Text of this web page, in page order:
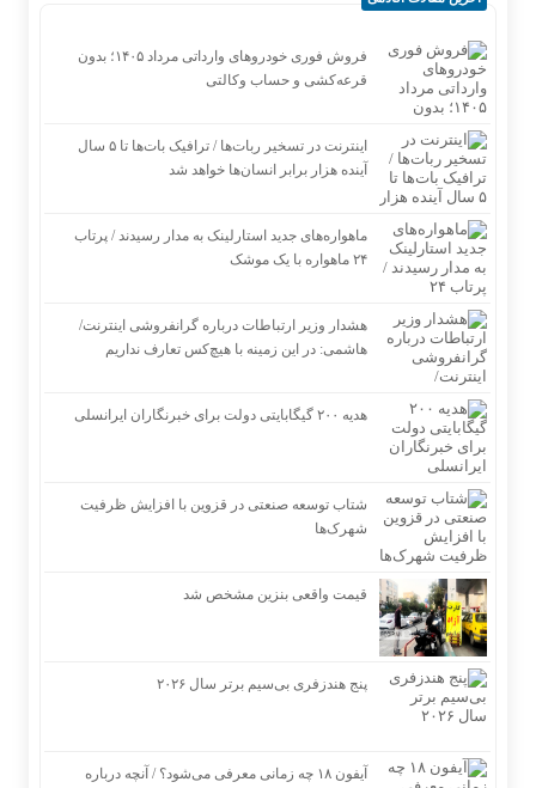
فروش فوری خودروهای وارداتی مرداد ۱۴۰۵؛ بدون
قرعه‌کشی و حساب وکالتی
اینترنت در تسخیر ربات‌ها / ترافیک بات‌ها تا ۵ سال
آینده هزار برابر انسان‌ها خواهد شد
ماهواره‌های جدید استارلینک به مدار رسیدند / پرتاب
۲۴ ماهواره با یک موشک
هشدار وزیر ارتباطات درباره گرانفروشی اینترنت/
هاشمی: در این زمینه با هیچ‌کس تعارف نداریم
هدیه ۲۰۰ گیگابایتی دولت برای خبرنگاران ایرانسلی
شتاب توسعه صنعتی در قزوین با افزایش ظرفیت
شهرک‌ها
قیمت واقعی بنزین مشخص شد
پنج هندزفری بی‌سیم برتر سال ۲۰۲۶
آیفون ۱۸ چه زمانی معرفی می‌شود؟ / آنچه درباره